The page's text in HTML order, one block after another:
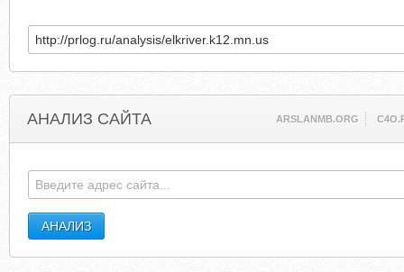
АНАЛИЗ САЙТА ARSLANMB.ORG